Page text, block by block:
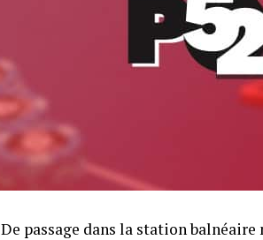
De passage dans la station balnéaire